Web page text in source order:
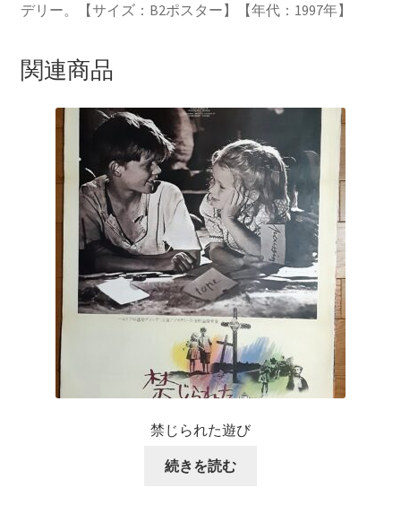
デリー。【サイズ：B2ポスター】【年代：1997年】
関連商品
禁じられた遊び
続きを読む